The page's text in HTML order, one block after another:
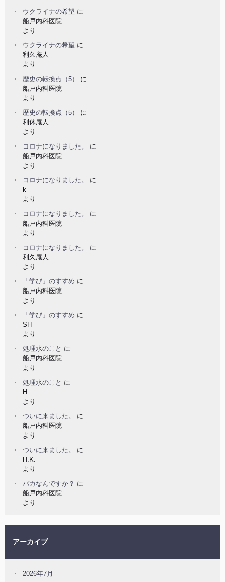
ウクライナの希望 に
船戸内科医院
より
ウクライナの希望 に
利久庵人
より
歴史の転換点（5）
に
船戸内科医院
より
歴史の転換点（5）
に
利休庵人
より
コロナになりました。
に
船戸内科医院
より
コロナになりました。
に
k
より
コロナになりました。
に
船戸内科医院
より
コロナになりました。
に
利久庵人
より
「学び」のすすめ に
船戸内科医院
より
「学び」のすすめ に
SH
より
処理水のこと に
船戸内科医院
より
処理水のこと に
H
より
ついに来ました。
に
船戸内科医院
より
ついに来ました。
に
H.K.
より
バカなんですか？ に
船戸内科医院
より
アーカイブ
2026年7月